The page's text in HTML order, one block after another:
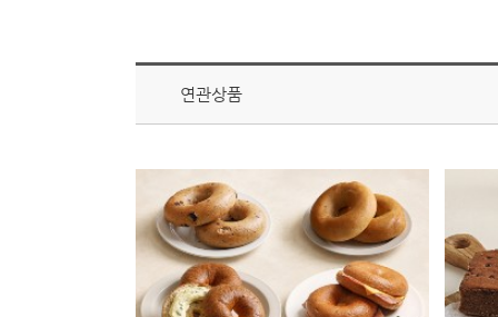
연관상품